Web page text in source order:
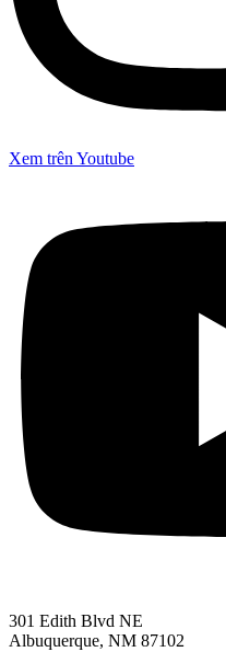
Xem trên Youtube
301 Edith Blvd NE
Albuquerque, NM 87102